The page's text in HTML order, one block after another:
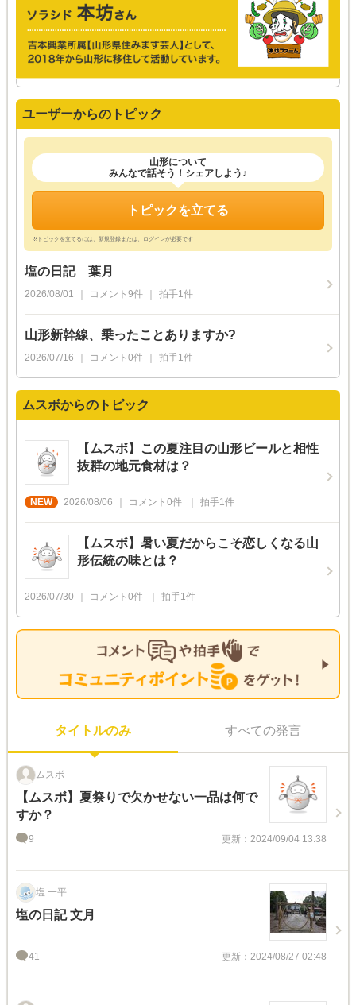
ユーザーからのトピック
山形について
みんなで話そう！シェアしよう♪
トピックを立てる
※トピックを立てるには、新規登録または、ログインが必要です
塩の日記 葉月
2026/08/01 コメント 9件 拍手1件
山形新幹線、乗ったことありますか?
2026/07/16 コメント 0件 拍手1件
ムスボからのトピック
【ムスボ】この夏注目の山形ビールと相性
抜群の地元食材は？
2026/08/06 コメント 0件 拍手1件
【ムスボ】暑い夏だからこそ恋しくなる山
形伝統の味とは？
2026/07/30 コメント 0件 拍手1件
タイトルのみ すべての発言
ムスボ
【ムスボ】夏祭りで欠かせない一品は何で
すか？
9 更新：2024/09/04 13:38
塩 一平
塩の日記 文月
41 更新：2024/08/27 02:48